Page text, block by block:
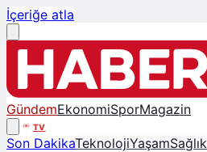
İçeriğe atla
GündemEkonomiSporMagazin
TV
Son DakikaTeknolojiYaşamSağlık